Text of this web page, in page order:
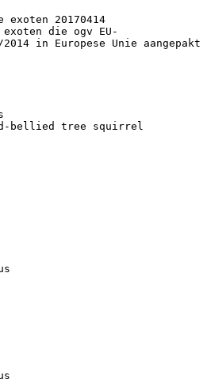
20170414
die ogv EU-
in Europese Unie aangepakt
bellied tree squirrel